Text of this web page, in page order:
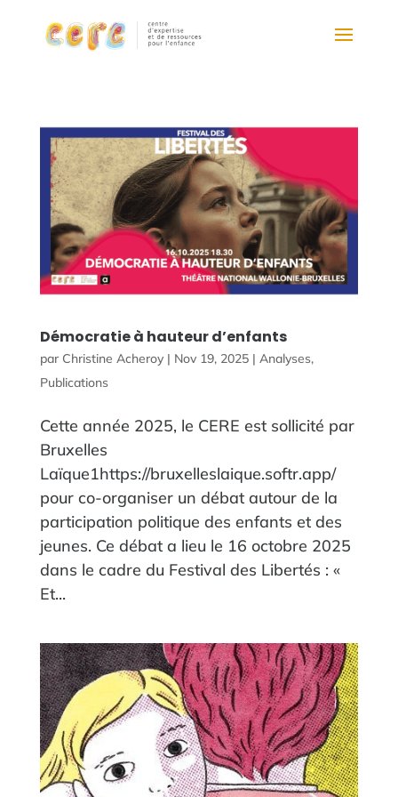
Démocratie à hauteur d’enfants
par Christine Acheroy| Nov 19, 2025| Analyses,
Publications
Cette année 2025, le CERE est sollicité par
Bruxelles
Laïque1https://bruxelleslaique.softr.app/
pour co-organiser un débat autour de la
participation politique des enfants et des
jeunes. Ce débat a lieu le 16 octobre 2025
dans le cadre du Festival des Libertés : «
Et...